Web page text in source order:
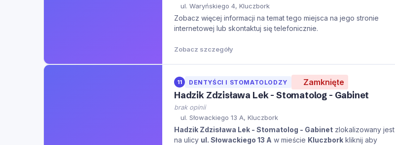
ul. Waryńskiego 4, Kluczbork
Zobacz więcej informacji na temat tego miejsca na jego stronie
internetowej lub skontaktuj się telefonicznie.
Zobacz szczegóły
11 DENTYŚCI I STOMATOLODZY Zamknięte
Hadzik Zdzisława Lek - Stomatolog - Gabinet
brak opinii
ul. Słowackiego 13 A, Kluczbork
Hadzik Zdzisława Lek - Stomatolog - Gabinet zlokalizowany jest
na ulicy ul. Słowackiego 13 A w mieście Kluczbork kliknij aby